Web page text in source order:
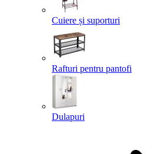
Cuiere și suporturi
Rafturi pentru pantofi
Dulapuri